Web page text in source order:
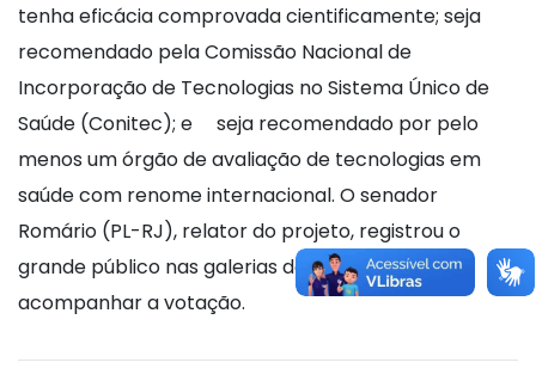
tenha eficácia comprovada cientificamente; seja
recomendado pela Comissão Nacional de
Incorporação de Tecnologias no Sistema Único de
Saúde (Conitec); e seja recomendado por pelo
menos um órgão de avaliação de tecnologias em
saúde com renome internacional. O senador
Romário (PL-RJ), relator do projeto, registrou o
grande público nas galerias do Plenário para
acompanhar a votação.